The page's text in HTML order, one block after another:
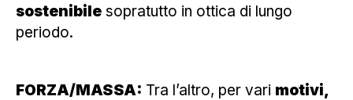
sostenibile sopratutto in ottica di lungo
periodo.
FORZA/MASSA: Tra l’altro, per vari motivi,